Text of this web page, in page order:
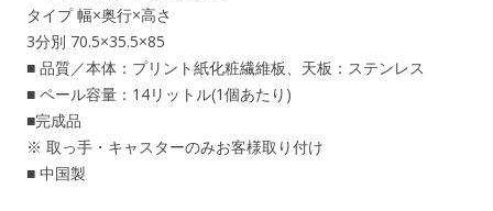
タイプ 幅×奥行×高さ
3分別 70.5×35.5×85
■ 品質／本体：プリント紙化粧繊維板、天板：ステンレス
■ ペール容量：14リットル(1個あたり)
■完成品
※ 取っ手・キャスターのみお客様取り付け
■ 中国製